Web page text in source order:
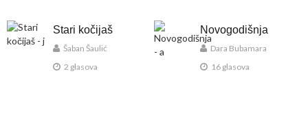
Stari kočijaš
Šaban Šaulić
2 glasova
Novogodišnja
Dara Bubamara
16 glasova